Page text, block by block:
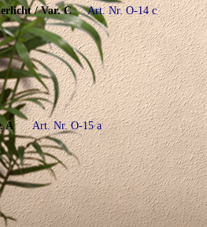
/ Var. CArt. Nr. O-14 c
AArt. Nr. O-15 a